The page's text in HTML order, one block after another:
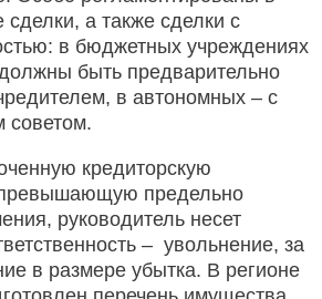
сделки, а также сделки с
в бюджетных учреждениях
быть предварительно
в автономных – с
советом.
кредиторскую
предельно
руководитель несет
– увольнение, за
в размере убытка. В регионе